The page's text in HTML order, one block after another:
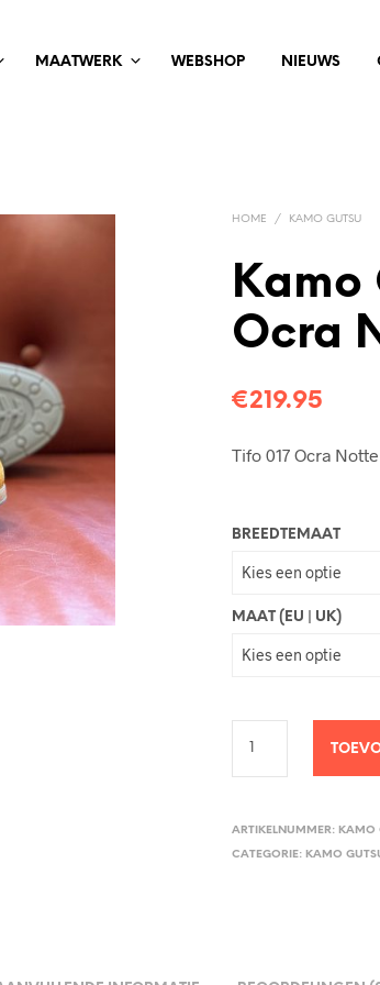
MAATWERK WEBSHOP NIEUWS
HOME / KAMO GUTSU
Kamo
Ocra
€219.95
Tifo 017 Ocra Notte
BREEDTEMAAT
MAAT (EU | UK)
ARTIKELNUMMER: KAMO
CATEGORIE: KAMO